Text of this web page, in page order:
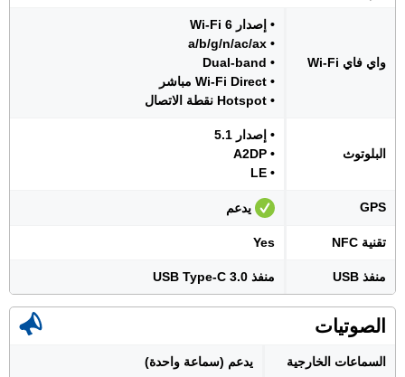
واي فاي Wi-Fi
• إصدار Wi-Fi 6
• a/b/g/n/ac/ax
• Dual-band
• Wi-Fi Direct مباشر
• Hotspot نقطة الاتصال
البلوتوث
• إصدار 5.1
• A2DP
• LE
GPS يدعم
تقنية NFC Yes
منفذ USB منفذ USB Type-C 3.0
الصوتيات
السماعات الخارجية يدعم (سماعة واحدة)